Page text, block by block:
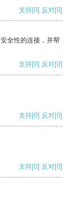
支持[0] 反对[0]
全性的连接，并帮
支持[0] 反对[0]
支持[0] 反对[0]
支持[0] 反对[0]